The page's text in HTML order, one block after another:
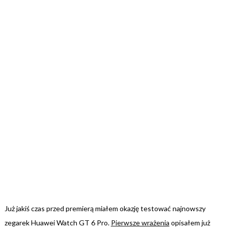
Już jakiś czas przed premierą miałem okazję testować najnowszy
zegarek Huawei Watch GT 6 Pro. Pierwsze wrażenia opisałem już